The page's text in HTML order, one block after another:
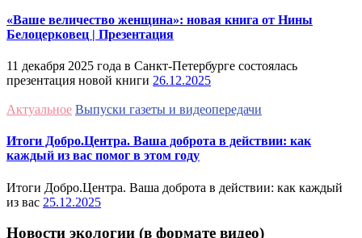
«Ваше величество женщина»: новая книга от Нины
Белоцерковец | Презентация
11 декабря 2025 года в Санкт-Петербурге состоялась
презентация новой книги 26.12.2025
Актуальное Выпуски газеты и видеопередачи
Итоги Добро.Центра. Ваша доброта в действии: как
каждый из вас помог в этом году
Итоги Добро.Центра. Ваша доброта в действии: как каждый
из вас 25.12.2025
Новости экологии (в формате видео)